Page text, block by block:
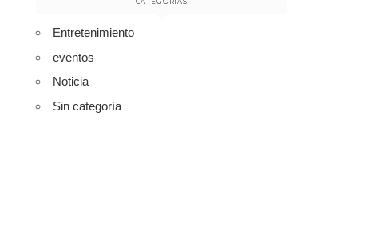
CATEGORÍAS
Entretenimiento
eventos
Noticia
Sin categoría